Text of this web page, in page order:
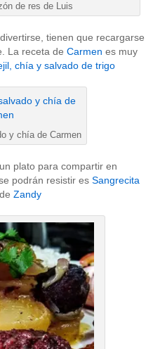
de res de Luis
tienen que recargarse
La receta de Carmen es muy
chía y salvado de trigo
y chía de Carmen
plato para compartir en
podrán resistir es Sangrecita
de Zandy